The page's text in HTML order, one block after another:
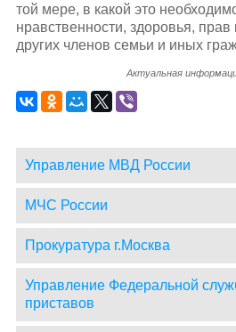
той мере, в какой это
нравственности, здоровья,
других членов семьи и иных
Актуальная
Управление МВД России
МЧС России
Прокуратура г.Москва
Управление Федеральной
приставов